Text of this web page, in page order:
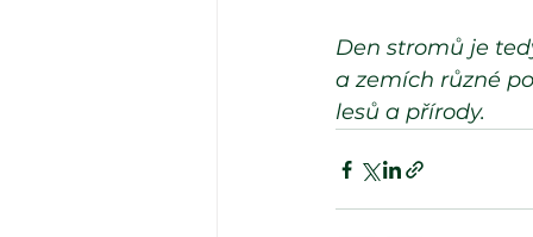
Den stromů je
a zemích různé
lesů a přírody.